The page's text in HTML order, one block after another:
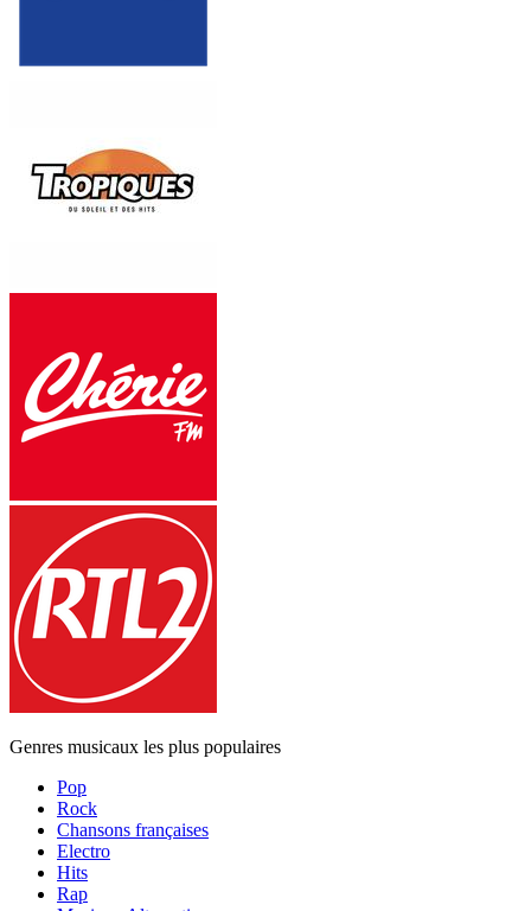
Genres musicaux les plus populaires
Pop
Rock
Chansons françaises
Electro
Hits
Rap